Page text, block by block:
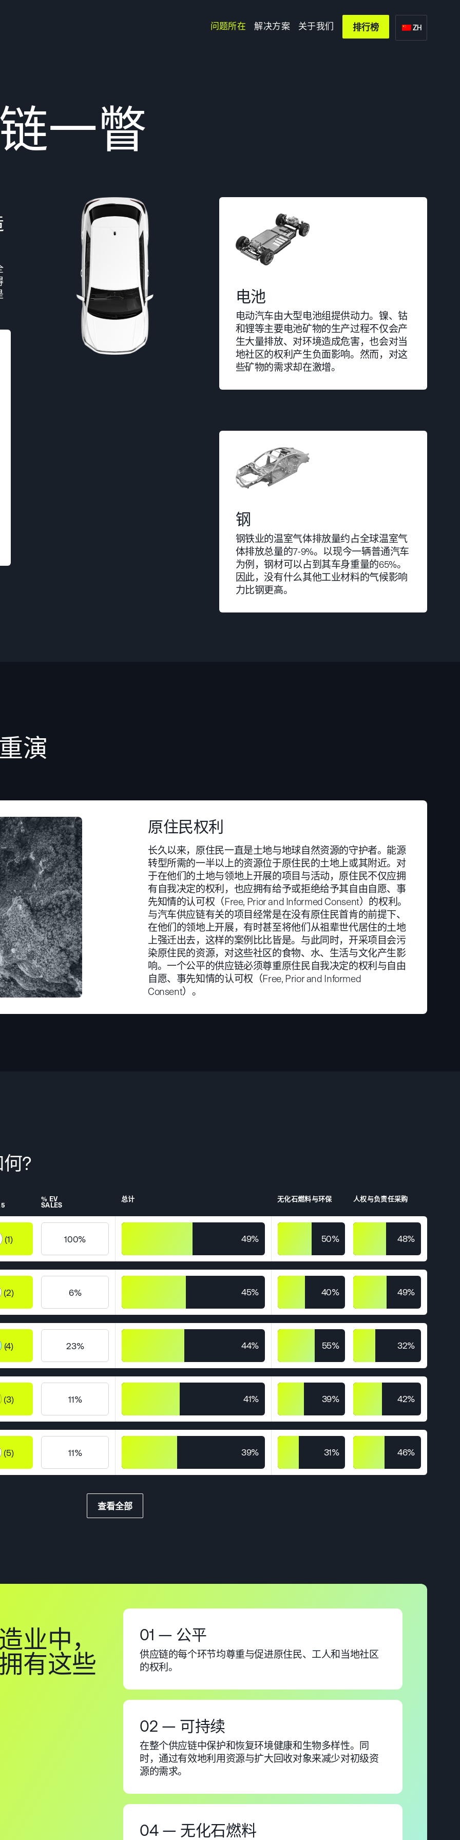
问题所在 解决方案 关于我们 排行榜 ZH
一瞥
电池
电动汽车由大型电池组提供动力。镍、钴
和锂等主要电池矿物的生产过程不仅会产
生大量排放、对环境造成危害，也会对当
地社区的权利产生负面影响。然而，对这
些矿物的需求却在激增。
钢
钢铁业的温室气体排放量约占全球温室气
体排放总量的7-9%。以现今一辆普通汽车
为例，钢材可以占到其车身重量的65%。
因此，没有什么其他工业材料的气候影响
力比钢更高。
演
原住民权利
长久以来，原住民一直是土地与地球自然资源的守护者。能源
转型所需的一半以上的资源位于原住民的土地上或其附近。对
于在他们的土地与领地上开展的项目与活动，原住民不仅应拥
有自我决定的权利，也应拥有给予或拒绝给予其自由自愿、事
先知情的认可权（Free, Prior and Informed Consent）的权利。
与汽车供应链有关的项目经常是在没有原住民首肯的前提下、
在他们的领地上开展，有时甚至将他们从祖辈世代居住的土地
上强迁出去，这样的案例比比皆是。与此同时，开采项目会污
染原住民的资源，对这些社区的食物、水、生活与文化产生影
响。一个公平的供应链必须尊重原住民自我决定的权利与自由
自愿、事先知情的认可权（Free, Prior and Informed
Consent）。
?
% EV
SALES
总计 无化石燃料与环保 人权与负责任采购
(1) 100% 49% 50% 48%
(2) 6% 45% 40% 49%
(4) 23% 44% 55% 32%
(3) 11% 41% 39% 42%
(5) 11% 39% 31% 46%
查看全部
业中，
有这些
01 — 公平
供应链的每个环节均尊重与促进原住民、工人和当地社区
的权利。
02 — 可持续
在整个供应链中保护和恢复环境健康和生物多样性。同
时，通过有效地利用资源与扩大回收对象来减少对初级资
源的需求。
04 — 无化石燃料